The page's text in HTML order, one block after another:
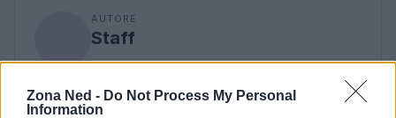
Zona Ned - Do Not Process My Personal
Information
AUTORE
Staff